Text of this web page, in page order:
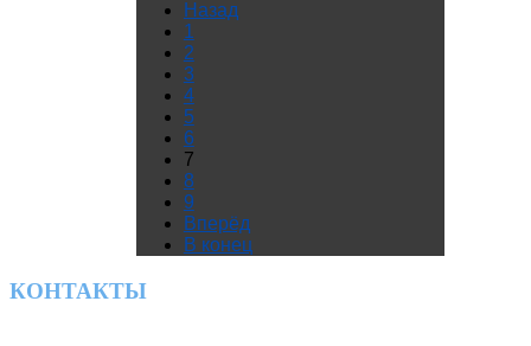
Назад
1
2
3
4
5
6
7
8
9
Вперёд
В конец
КОНТАКТЫ